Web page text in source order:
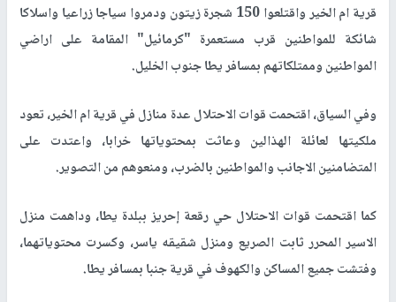
قرية ام الخير واقتلعوا 150 شجرة زيتون ودمروا سياجا زراعيا واسلاكا
شائكة للمواطنين قرب مستعمرة "كرمائيل" المقامة على اراضي
المواطنين وممتلكاتهم بمسافر يطا جنوب الخليل.
وفي السياق، اقتحمت قوات الاحتلال عدة منازل في قرية ام الخير، تعود
ملكيتها لعائلة الهذالين وعاثت بمحتوياتها خرابا، واعتدت على
المتضامنين الاجانب والمواطنين بالضرب، ومنعوهم من التصوير.
كما اقتحمت قوات الاحتلال حي رقعة إحريز ببلدة يطا، وداهمت منزل
الاسير المحرر ثابت الصريع ومنزل شقيقه ياسر، وكسرت محتوياتهما،
وفتشت جميع المساكن والكهوف في قرية جنبا بمسافر يطا.